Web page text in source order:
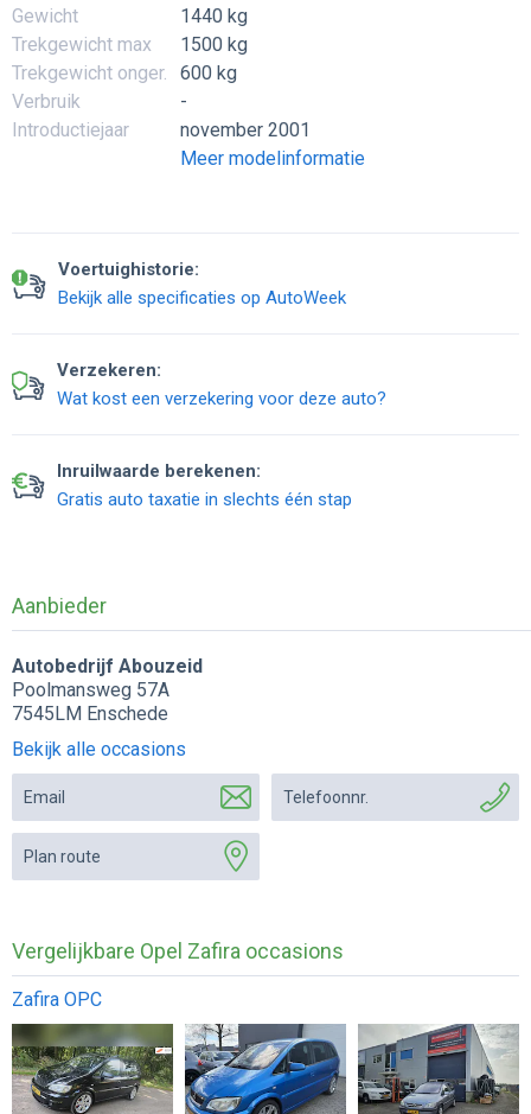
Gewicht
1440 kg
Trekgewicht max
1500 kg
Trekgewicht onger.
600 kg
Verbruik
-
Introductiejaar
november 2001
Meer modelinformatie
Voertuighistorie:
Bekijk alle specificaties op AutoWeek
Verzekeren:
Wat kost een verzekering voor deze auto?
Inruilwaarde berekenen:
Gratis auto taxatie in slechts één stap
Aanbieder
Autobedrijf Abouzeid
Poolmansweg 57A
7545LM Enschede
Bekijk alle occasions
Email Telefoonnr.
Plan route
Vergelijkbare Opel Zafira occasions
Zafira OPC